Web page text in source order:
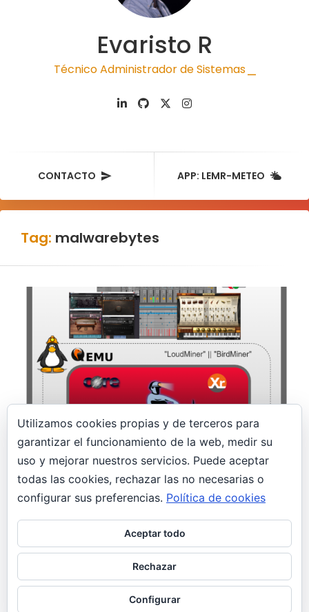
Evaristo R
Técnico Administrador de Sistemas |
CONTACTO APP: LEMR-METEO
Tag: malwarebytes
14 enero, 2020
¡Un minero en el estudio! LoudMiner |
BirdMiner
Profesionales de la postproducción musical son
las nuevas víctimas de un malware minero
llamado LoudMiner; oculto en máquinas vituales
para Mac OS X y Windows.
Utilizamos cookies propias y de terceros para
garantizar el funcionamiento de la web, medir su
uso y mejorar nuestros servicios. Puede aceptar
todas las cookies, rechazar las no necesarias o
configurar sus preferencias. Política de cookies
Aceptar todo
Rechazar
Configurar